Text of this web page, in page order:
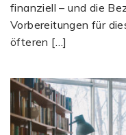
finanziell – und die
Vorbereitungen für
öfteren […]